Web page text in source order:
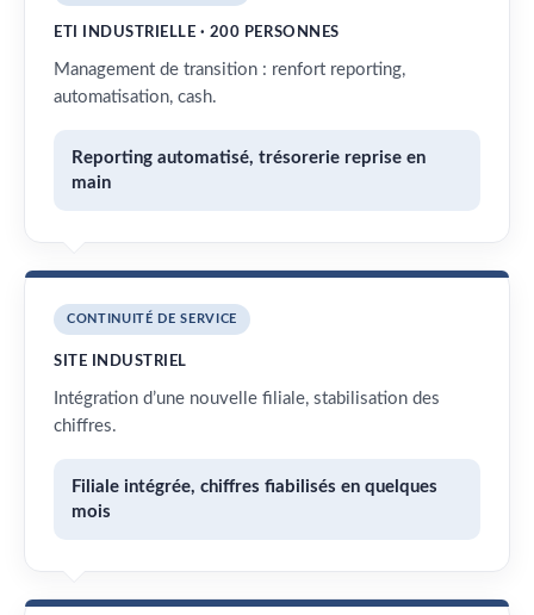
ETI INDUSTRIELLE · 200 PERSONNES
Management de transition : renfort reporting,
automatisation, cash.
Reporting automatisé, trésorerie reprise en
main
CONTINUITÉ DE SERVICE
SITE INDUSTRIEL
Intégration d’une nouvelle filiale, stabilisation des
chiffres.
Filiale intégrée, chiffres fiabilisés en quelques
mois